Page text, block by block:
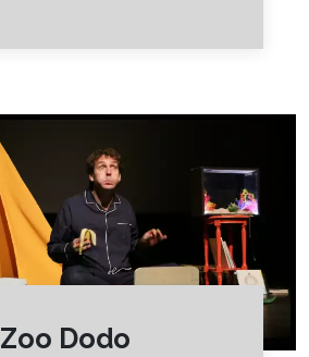
Zoo Dodo